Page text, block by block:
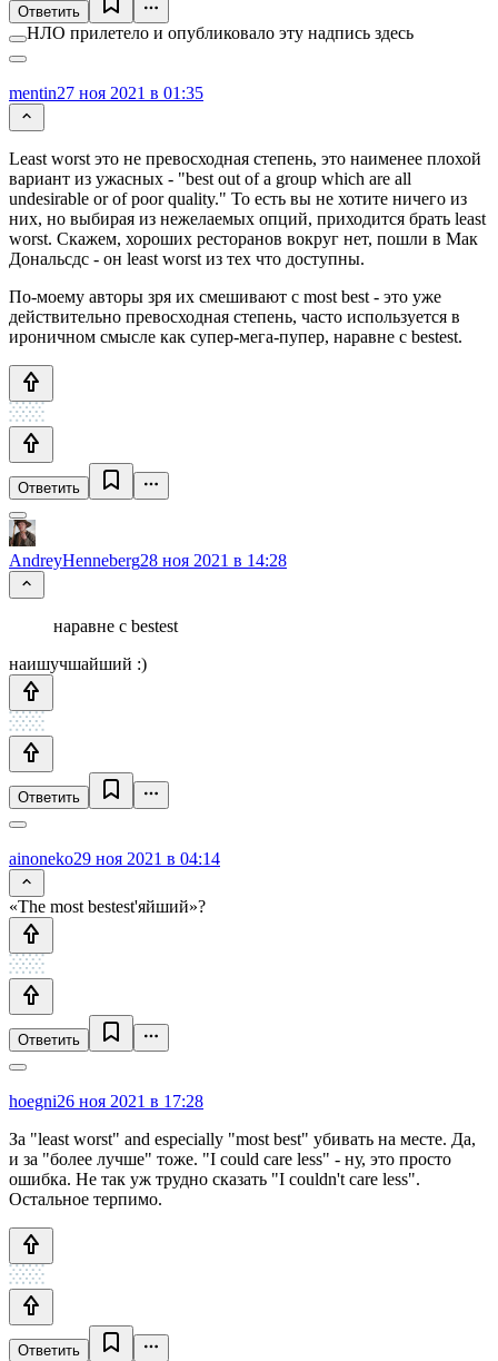
Ответить
НЛО прилетело и опубликовало эту надпись здесь
mentin27 ноя 2021 в 01:35
Least worst это не превосходная степень, это наименее плохой
вариант из ужасных - "best out of a group which are all
undesirable or of poor quality." То есть вы не хотите ничего из
них, но выбирая из нежелаемых опций, приходится брать least
worst. Скажем, хороших ресторанов вокруг нет, пошли в Мак
Дональсдс - он least worst из тех что доступны.
По-моему авторы зря их смешивают с most best - это уже
действительно превосходная степень, часто используется в
ироничном смысле как супер-мега-пупер, наравне с bestest.
Ответить
AndreyHenneberg28 ноя 2021 в 14:28
наравне с bestest
наишучшайший :)
Ответить
ainoneko29 ноя 2021 в 04:14
«The most bestest'яйший»?
Ответить
hoegni26 ноя 2021 в 17:28
За "least worst" and especially "most best" убивать на месте. Да,
и за "более лучше" тоже. "I could care less" - ну, это просто
ошибка. Не так уж трудно сказать "I couldn't care less".
Остальное терпимо.
Ответить